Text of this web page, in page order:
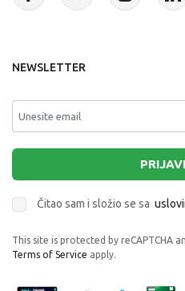
NEWSLETTER
Čitao sam i složio se sa
This site is protected by reCAPTCHA
Terms of Service apply.